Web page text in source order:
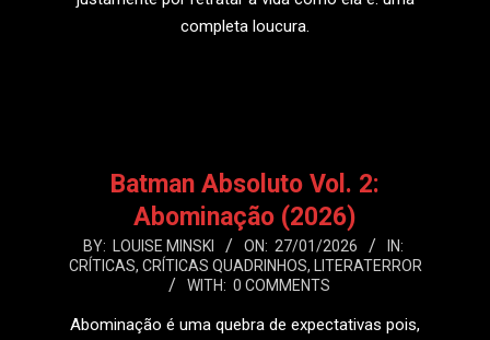
completa loucura.
Batman Absoluto Vol. 2:
Abominação (2026)
2026-
01-
BY: LOUISE MINSKI ON: 27/01/2026
IN:
CRÍTICAS, CRÍTICAS QUADRINHOS,
LITERATERROR
WITH: 0 COMMENTS
Abominação é uma quebra de expectativas pois,